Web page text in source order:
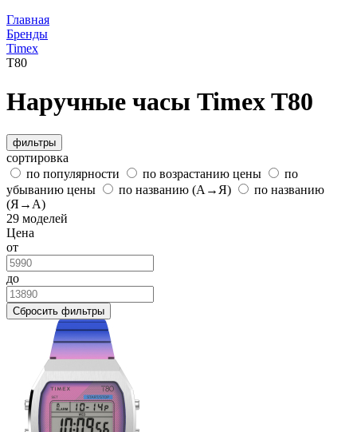
Главная
Бренды
Timex
T80
Наручные часы Timex T80
фильтры
сортировка
по популярности
по возрастанию цены
по
убыванию цены
по названию (А→Я)
по названию
(Я→А)
29 моделей
Цена
от
до
Сбросить фильтры